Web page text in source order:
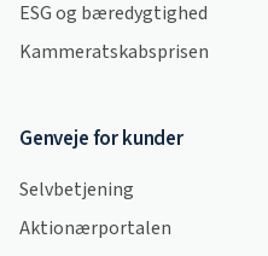
ESG og bæredygtighed
Kammeratskabsprisen
Genveje for kunder
Selvbetjening
Aktionærportalen